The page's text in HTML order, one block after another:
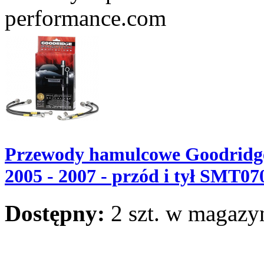
performance.com
Przewody hamulcowe
2005 - 2007 - przód i tył
Dostępny: 2 szt. w